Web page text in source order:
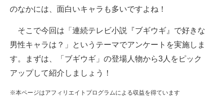
進化するPCとデバイスの未来
好きが集まる 比べて選べる
ビジネスと働き方のヒント
のなかには、面白いキャラも多いですよね！
そこで今回は「連続テレビ小説『ブギウギ』で好きな
男性キャラは？」というテーマでアンケートを実施しま
す。まずは、「ブギウギ」の登場人物から3人をピック
アップして紹介しましょう！
※本ページはアフィリエイトプログラムによる収益を得ています